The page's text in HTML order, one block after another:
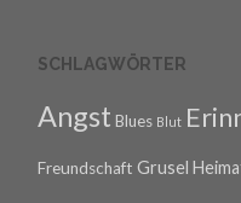
SCHLAGWÖRTER
Angst Blues Blut
Freundschaft Grusel